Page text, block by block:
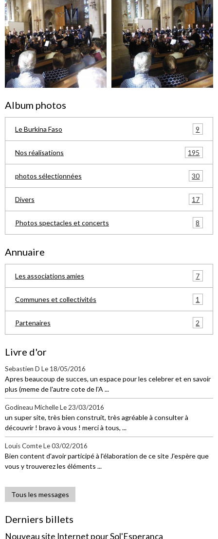
Album photos
Le Burkina Faso 9
Nos réalisations 195
photos sélectionnées 30
Divers 17
Photos spectacles et concerts 8
Annuaire
Les associations amies 7
Communes et collectivités 1
Partenaires 2
Livre d'or
Sebastien D Le 18/05/2016
Apres beaucoup de succes, un espace pour les celebrer et en savoir
plus (meme de l'autre cote de l'A ...
Godineau MichelleLe 23/03/2016
un super site, très bien construit, très agréable à consulter à
découvrir ! bravo à vous ! merci à tous, ...
Louis ComteLe 03/02/2016
Bien content d'avoir participé à l'élaboration de ce site J'espère que
vous y trouverez les éléments ...
Tous les messages
Derniers billets
Nouveau site Internet pour Sol'Esperança